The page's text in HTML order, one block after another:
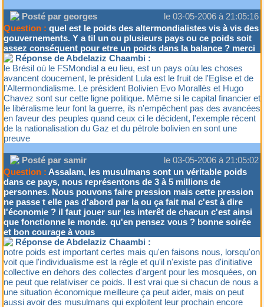
Posté par georges
le 03-05-2006 à 21:05:16
Question : quel est le poids des altermondialistes vis à vis des
gouvernements. Y a til un ou plusieurs pays ou ce poids soit
assez conséquent pour etre un poids dans la balance ? merci
Réponse de Abdelaziz Chaambi :
le Brésil où le FSMondial a eu lieu, est un pays oùu les choses
avancent doucement, le président Lula est le fruit de l'Eglise et de
l'Altermondialisme. Le président Bolivien Evo Morallès et Hugo
Chavez sont sur cette ligne politique. Même si le capital financier et
le libéralisme leur font la guerre, ils n'empêchent pas des avancées
en faveur des peuples quand ceux ci le décident, l'exemple récent
de la nationalisation du Gaz et du pétrole bolivien en sont une
preuve
Posté par samir
le 03-05-2006 à 21:05:02
Question : Assalam, les musulmans sont un véritable poids
dans ce pays, nous représentons de 3 à 5 millions de
personnes. Nous pouvons faire pression mais cette pression
ne passe t elle pas d'abord par la ou ça fait mal c'est à dire
l'économie ? il faut jouer sur les interêt de chacun c'est ainsi
que fonctionne le monde. qu'en pensez vous ? bonne soirée
et bon courage à vous
Réponse de Abdelaziz Chaambi :
notre poids est important certes mais qu'en faisons nous, lorsqu'on
voit que l'individualisme est la règle et qu'il n'existe pas d'initiative
collective en dehors des collectes d'argent pour les mosquées, on
ne peut que relativiser ce poids. Il est vrai que si chacun de nous a
une situation économique meilleure ça peut aider, mais on peut
aussi avoir des musulmans qui exploitent leur prochain encore